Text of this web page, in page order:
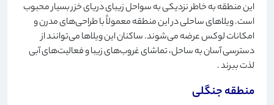
این منطقه به خاطر نزدیکی به سواحل زیبای دریای خزر بسیار محبوب
است. ویلاهای ساحلی در این منطقه معمولاً با طراحی‌های مدرن و
امکانات لوکس عرضه می‌شوند. ساکنان این ویلاها می‌توانند از
دسترسی آسان به ساحل، تماشای غروب‌های زیبا و فعالیت‌های آبی
لذت ببرند.
منطقه جنگلی